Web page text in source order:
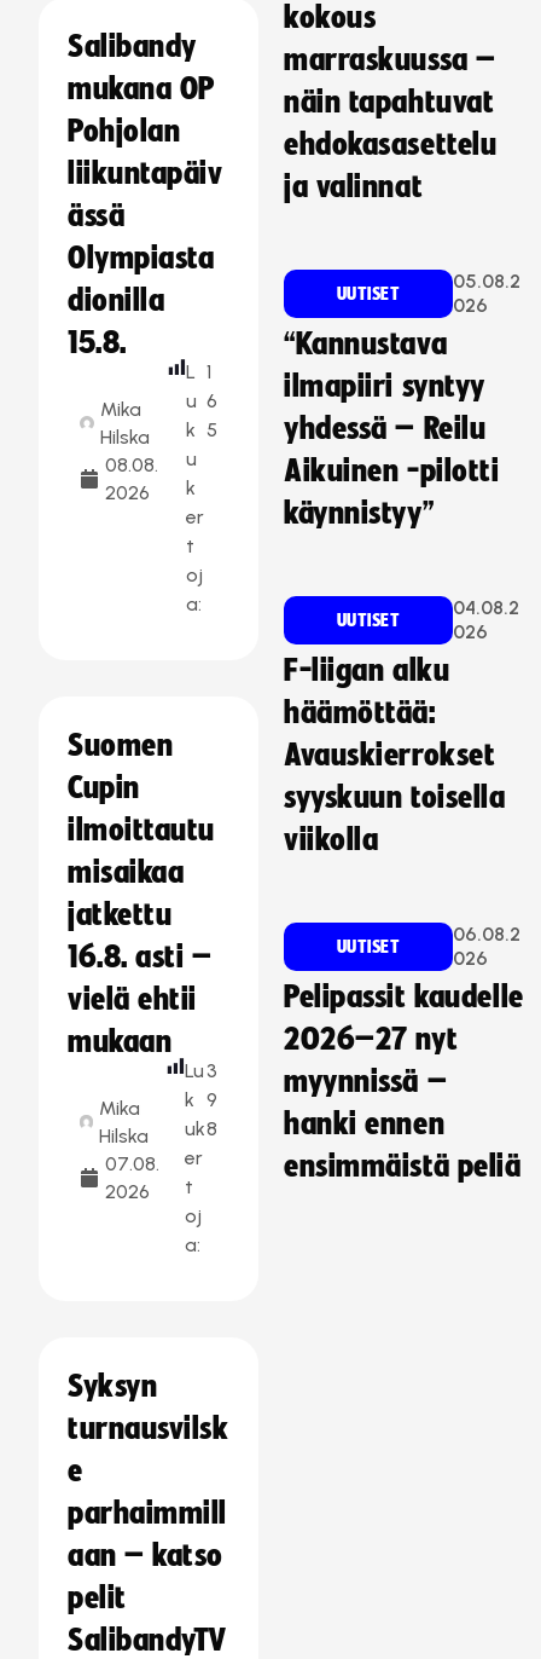
Salibandy
mukana OP
Pohjolan
liikuntapäiv
ässä
Olympiasta
dionilla
15.8.
Mika
Hilska
08.08.
2026
L
u
k
u
k
er
t
oj
a:
1
6
5
Suomen
Cupin
ilmoittautu
misaikaa
jatkettu
16.8. asti –
vielä ehtii
mukaan
Mika
Hilska
07.08.
2026
Lu
k
uk
er
t
oj
a:
3
9
8
Syksyn
turnausvilsk
e
parhaimmill
aan – katso
pelit
SalibandyTV
kokous
marraskuussa –
näin tapahtuvat
ehdokasasettelu
ja valinnat
UUTISET
05.08.2
026
“Kannustava
ilmapiiri syntyy
yhdessä – Reilu
Aikuinen -pilotti
käynnistyy”
UUTISET
04.08.2
026
F-liigan alku
häämöttää:
Avauskierrokset
syyskuun toisella
viikolla
UUTISET
06.08.2
026
Pelipassit kaudelle
2026–27 nyt
myynnissä –
hanki ennen
ensimmäistä peliä